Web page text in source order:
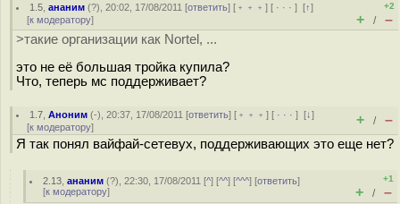
1.5 ,ананим (?), 20:02, 17/08/2011 [ответить] [ ﹢﹢﹢] [ · · ·][↑]
[к модератору]
+2
+ / –
>такие организации как Nortel, ...
это не её большая тройка купила?
Что, теперь мс поддерживает?
1.7 ,Аноним (-), 20:37, 17/08/2011 [ответить] [ ﹢﹢﹢] [ · · ·][↓]
[к модератору] + / –
Я так понял вайфай-сетевух, поддерживающих это еще нет?
2.13 ,ананим (?), 22:30, 17/08/2011 [^] [^^] [^^^] [ответить]
[к модератору]
+1
+ / –